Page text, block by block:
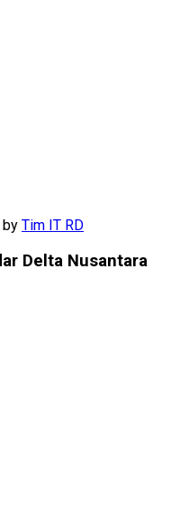
Tim IT RD
Delta Nusantara